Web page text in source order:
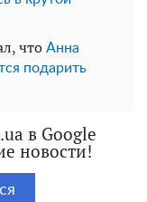
что Анна
подарить
в Google
новости!